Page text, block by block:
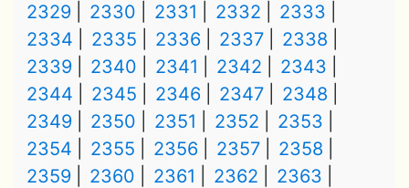
2329
2330 2331 2332
2333
2334
2335 2336 2337
2338
2339
2340 2341 2342
2343
2344
2345 2346 2347
2348
2349
2350 2351 2352
2353
2354
2355 2356 2357
2358
2359
2360 2361 2362
2363